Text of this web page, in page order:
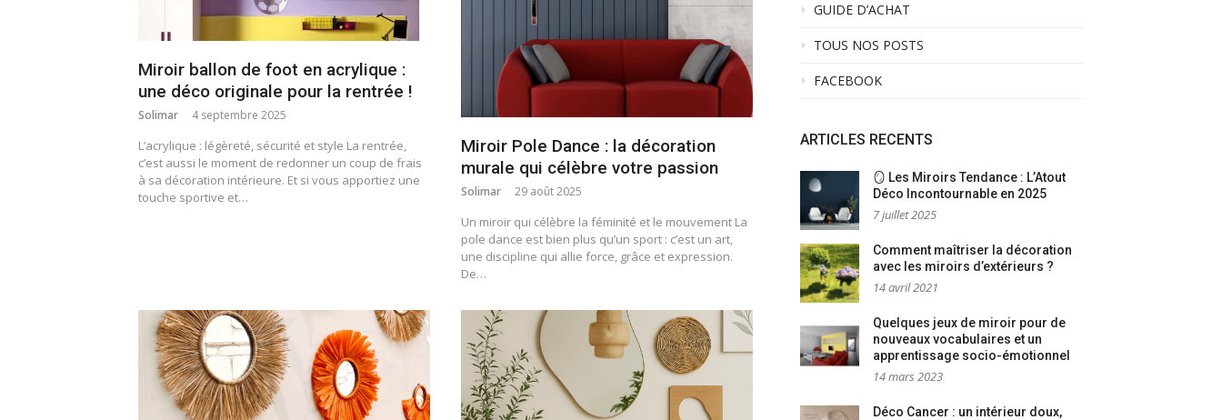
Miroir ballon de foot en acrylique :
une déco originale pour la rentrée !
Solimar 4 septembre 2025
L’acrylique : légèreté, sécurité et style La rentrée,
c’est aussi le moment de redonner un coup de frais
à sa décoration intérieure. Et si vous apportiez une
touche sportive et…
Miroir Pole Dance : la décoration
murale qui célèbre votre passion
Solimar 29 août 2025
Un miroir qui célèbre la féminité et le mouvement La
pole dance est bien plus qu’un sport : c’est un art,
une discipline qui allie force, grâce et expression.
De…
GUIDE D’ACHAT
TOUS NOS POSTS
FACEBOOK
ARTICLES RECENTS
🪞 Les Miroirs Tendance : L’Atout
Déco Incontournable en 2025
7 juillet 2025
Comment maîtriser la décoration
avec les miroirs d’extérieurs ?
14 avril 2021
Quelques jeux de miroir pour de
nouveaux vocabulaires et un
apprentissage socio-émotionnel
14 mars 2023
Déco Cancer : un intérieur doux,